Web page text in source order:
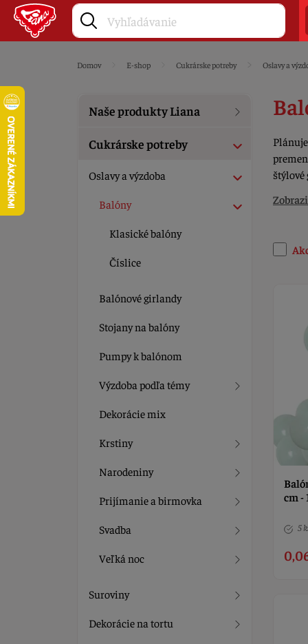
Domov E-shop Cukrárske potreby Oslavy a
cm -
5
Naše produkty Liana
Cukrárske potreby
Oslavy a výzdoba
Balóny
Klasické balóny
Číslice
Balónové girlandy
Stojany na balóny
Pumpy k balónom
Výzdoba podľa témy
Dekorácie mix
Krstiny
Narodeniny
Prijímanie a birmovka
Svadba
Veľká noc
Suroviny
Dekorácie na tortu